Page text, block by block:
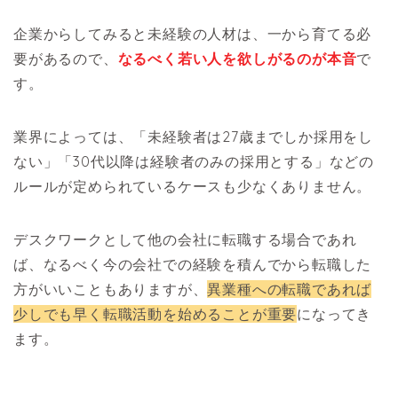
企業からしてみると未経験の人材は、一から育てる必
要があるので、 なるべく若い人を欲しがるのが本音で
す。
業界によっては、「未経験者は27歳までしか採用をし
ない」「30代以降は経験者のみの採用とする」などの
ルールが定められているケースも少なくありません。
デスクワークとして他の会社に転職する場合であれ
ば、なるべく今の会社での経験を積んでから転職した
方がいいこともありますが、異業種への転職であれば
少しでも早く転職活動を始めることが重要になってき
ます。